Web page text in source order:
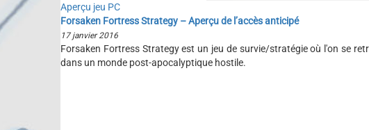
Aperçu jeu PC
Forsaken Fortress Strategy – Aperçu de l’accès anticipé
17 janvier 2016
Forsaken Fortress Strategy est un jeu de survie/stratégie où l'on se
dans un monde post-apocalyptique hostile.